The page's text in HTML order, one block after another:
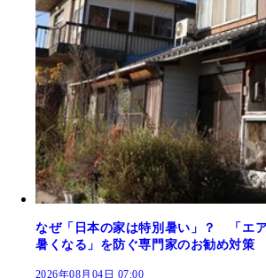
なぜ「日本の家は特別暑い」？ 「エ
暑くなる」を防ぐ専門家のお勧め対策
2026年08月04日 07:00